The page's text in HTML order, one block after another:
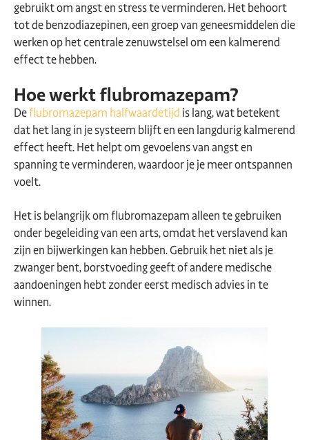
gebruikt om angst en stress te verminderen. Het behoort
tot de benzodiazepinen, een groep van geneesmiddelen die
werken op het centrale zenuwstelsel om een kalmerend
effect te hebben.
Hoe werkt flubromazepam?
Deflubromazepam halfwaardetijd is lang, wat betekent
dat het lang in je systeem blijft en een langdurig kalmerend
effect heeft. Het helpt om gevoelens van angst en
spanning te verminderen, waardoor je je meer ontspannen
voelt.
Het is belangrijk om flubromazepam alleen te gebruiken
onder begeleiding van een arts, omdat het verslavend kan
zijn en bijwerkingen kan hebben. Gebruik het niet als je
zwanger bent, borstvoeding geeft of andere medische
aandoeningen hebt zonder eerst medisch advies in te
winnen.